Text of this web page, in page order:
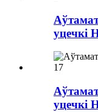
уцечкі
уцечкі